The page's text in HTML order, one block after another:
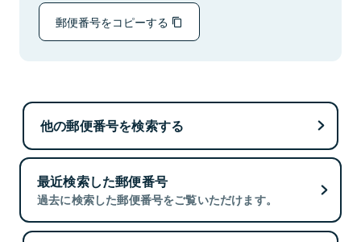
郵便番号をコピーする
他の郵便番号を検索する
最近検索した郵便番号
過去に検索した郵便番号をご覧いただけます。